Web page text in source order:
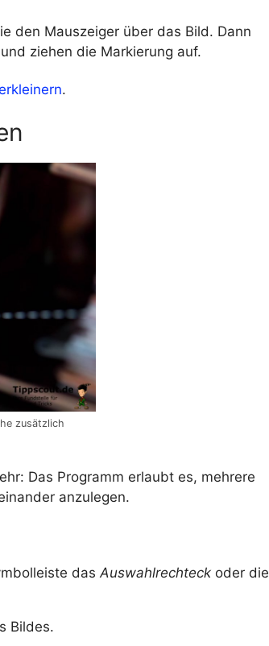
den Mauszeiger über das Bild. Dann
ziehen die Markierung auf.
.
zusätzlich
Das Programm erlaubt es, mehrere
anzulegen.
das Auswahlrechteck oder die
Bildes.